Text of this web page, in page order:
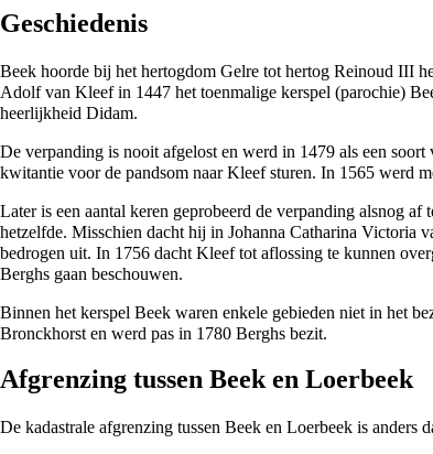
Geschiedenis
Beek hoorde bij het hertogdom Gelre tot hertog Reinoud III
Adolf van Kleef in 1447 het toenmalige kerspel (parochie)
heerlijkheid Didam.
De verpanding is nooit afgelost en werd in 1479 als een soort
kwitantie voor de pandsom naar Kleef sturen. In 1565 werd
Later is een aantal keren geprobeerd de verpanding alsnog af
hetzelfde. Misschien dacht hij in Johanna Catharina Victoria
bedrogen uit. In 1756 dacht Kleef tot aflossing te kunnen
Berghs gaan beschouwen.
Binnen het kerspel Beek waren enkele gebieden niet in het
Bronckhorst en werd pas in 1780 Berghs bezit.
Afgrenzing tussen Beek en Loerbeek
De kadastrale afgrenzing tussen Beek en Loerbeek is